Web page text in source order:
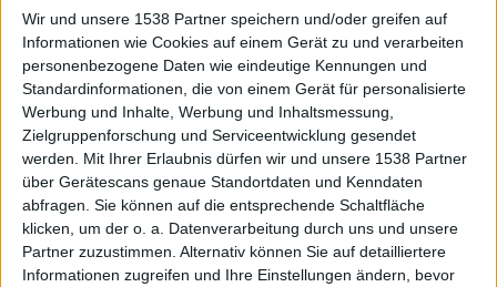
Wir und unsere 1538 Partner speichern und/oder greifen auf
Informationen wie Cookies auf einem Gerät zu und verarbeiten
personenbezogene Daten wie eindeutige Kennungen und
Standardinformationen, die von einem Gerät für personalisierte
Werbung und Inhalte, Werbung und Inhaltsmessung,
Zielgruppenforschung und Serviceentwicklung gesendet
werden.
Mit Ihrer Erlaubnis dürfen wir und unsere 1538 Partner
über Gerätescans genaue Standortdaten und Kenndaten
abfragen. Sie können auf die entsprechende Schaltfläche
klicken, um der o. a. Datenverarbeitung durch uns und unsere
Partner zuzustimmen. Alternativ können Sie auf detailliertere
Informationen zugreifen und Ihre Einstellungen ändern, bevor
Galerie mit 17 Bildern: Fit For An Autopsy auf dem Summer Breeze
Open Air 2017